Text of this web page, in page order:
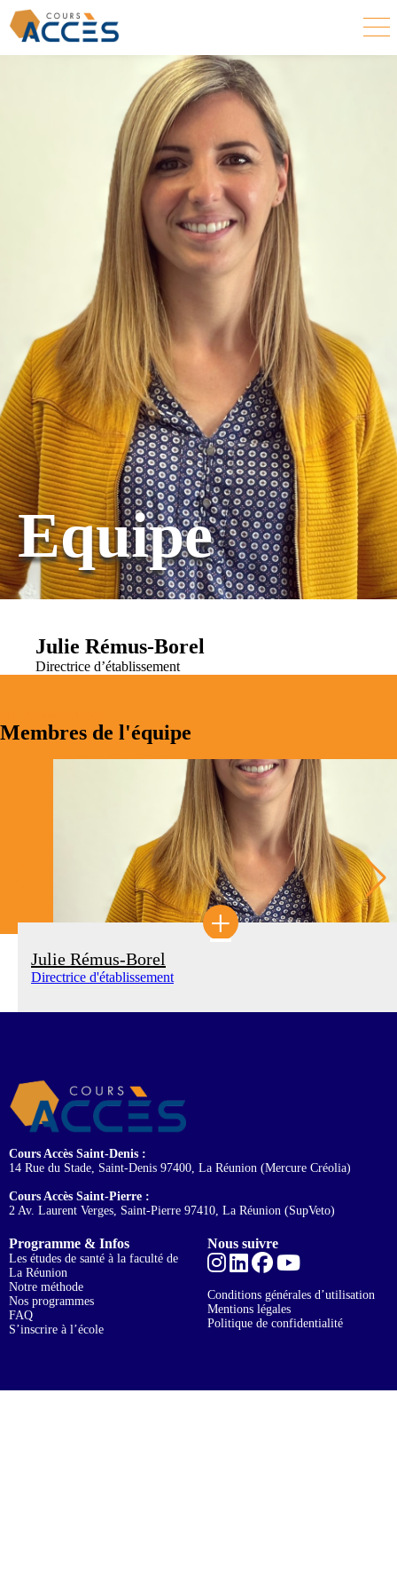
Equipe
Julie Rémus-Borel
Directrice d’établissement
Membres de l'équipe
+
Julie Rémus-Borel
Directrice d'établissement
Cours Accès Saint-Denis :
14 Rue du Stade, Saint-Denis 97400, La Réunion (Mercure Créolia)
Cours Accès Saint-Pierre :
2 Av. Laurent Verges, Saint-Pierre 97410, La Réunion (SupVeto)
Programme & Infos
Les études de santé à la faculté de
La Réunion
Notre méthode
Nos programmes
FAQ
S’inscrire à l’école
Nous suivre
Conditions générales d’utilisation
Mentions légales
Politique de confidentialité